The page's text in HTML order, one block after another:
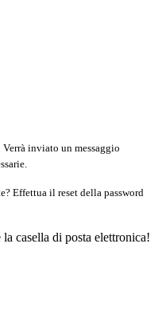
Verrà inviato un messaggio
Effettua il reset della password
casella di posta elettronica!